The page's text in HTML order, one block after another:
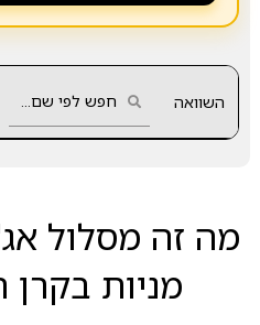
השוואה
מניות